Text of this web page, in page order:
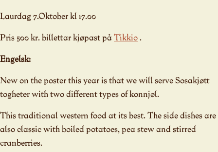
Laurdag 7.Oktober kl 17.00
Pris 500 kr. billettar kjøpast påTikkio.
Engelsk:
New on the poster this year is that we will serve Sosakjøtt
togheter with two different types of konnjøl.
This traditional western food at its best. The side dishes are
also classic with boiled potatoes, pea stew and stirred
cranberries.